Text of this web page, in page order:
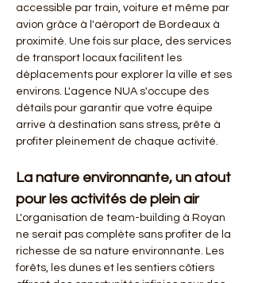
accessible par train, voiture et même par
avion grâce à l'aéroport de Bordeaux à
proximité. Une fois sur place, des services
de transport locaux facilitent les
déplacements pour explorer la ville et ses
environs. L'agence NUA s'occupe des
détails pour garantir que votre équipe
arrive à destination sans stress, prête à
profiter pleinement de chaque activité.
La nature environnante, un atout
pour les activités de plein air
L'organisation de team-building à Royan
ne serait pas complète sans profiter de la
richesse de sa nature environnante. Les
forêts, les dunes et les sentiers côtiers